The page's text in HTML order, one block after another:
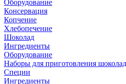
Оборудование
Консервация
Копчение
Хлебопечение
Шоколад
Ингредиенты
Оборудование
Наборы для приготовления
Специи
Ингредиенты